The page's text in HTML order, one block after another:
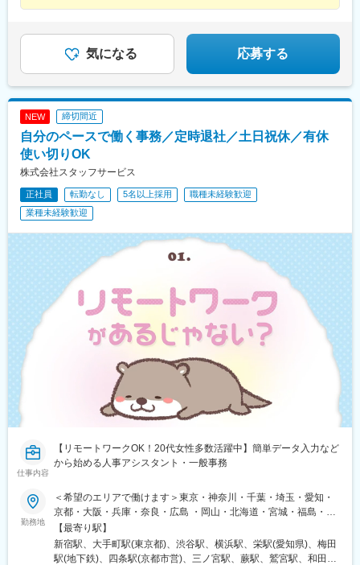
ば駅(地下鉄)、つくば駅、ささしまライブ駅、さいたま新都心駅、
駅、大阪梅田駅(阪急線)、三宮駅(神戸新交通)、麻布十番駅、西鉄
平尾駅、越中島駅、九州鉄道記念館駅、山陽明石駅、近鉄名古屋
駅、新豊田駅、新豊橋駅、銀座一丁目駅、大開駅、大門駅(東京
(阪神線)、二重橋前駅、三田駅(東京都)、扇町駅(大阪府)、新中野
駅、櫛田神社前駅、古市駅(広島県)、神保町駅、東池袋駅、中央区
役所前駅、平和島駅、東門前駅、大崎広小路駅、京橋駅(大阪府)、
四条大宮駅、両国駅、倉敷市駅、京成船橋駅、馬喰町駅、八丁畷
駅、本川越駅、千里中央駅(大阪モノレール)、外苑前駅、都庁前
駅、さくら夙川駅、狸小路駅、熊本城・市役所前駅、新日本橋
駅、西代駅、鹿島田駅、札幌駅、新宿三丁目駅、新芝浦駅、京急
新子安駅、車道駅、四ツ橋駅、くいな橋駅、小田井駅、馬喰横山
駅、淡路町駅、縮景園前駅、参宮橋駅、赤羽橋駅、千種駅、西早
稲田駅、猿猴橋町駅、桂川駅(京都府)、北四番丁駅、新御茶ノ水
駅、旧居留地・大丸前駅、城下駅(岡山県)、七ツ屋駅、北１２条
駅、亀戸駅、本八幡駅(都営線)、新津田沼駅、千葉駅、北茅ケ崎
駅、岡山駅前駅、横川一丁目駅、赤坂見附駅、京成稲毛駅、西長
堀駅、大阪難波駅、米野駅、新浜松駅、高島町駅、三宮駅(神戸市
営)、なにわ橋駅、渡辺通駅、駅前駅、東日本橋駅、中之島駅、京
橋駅(東京都)、立町駅、馬車道駅、霞ケ関駅(東京都)、本郷三丁目
駅、白金高輪駅、中崎町駅、天神南駅、近鉄日本橋駅、市役所前
駅(広島県)、香春口三萩野駅、大森海岸駅、五反田駅、大阪城公園
駅、東海神駅、川越市駅、日吉町駅、あおば通駅、信濃町駅、新
宿西口駅、香櫨園駅、資生館小学校前駅、西辛島町駅、四谷三丁
目駅、京成上野駅、家庭裁判所前駅、築地市場駅、曙橋駅、日ノ
出町駅、下落合駅、東向日駅、千代県庁口駅、石川町駅、県庁前
佐木長者町駅、西川緑道公園駅、国会議事堂前駅、西大橋駅、な
んば駅(南海線)、第一通り駅
就業条件明示書で明示します）※自動車通勤OK（エリア・配属先
によって変動）
駅、武蔵浦和駅、浜町駅、浜松町駅、恵比寿駅、姫路駅、備前西
(東京都)、八丁堀駅(広島県)、白山駅(新潟県)、柏駅、博多駅、南
行徳駅、播磨町駅、日野駅(滋賀県)、日本大通り駅、日本橋駅(東
駅、東海通駅、島氏永駅、土橋駅(愛知県)、土浦駅、田町駅(東京
都)、田崎橋駅、天満橋駅、天満駅、天神橋筋六丁目駅、天神駅、
鶴見駅、鶴間駅、通町筋駅、追浜駅、長堀橋駅、長田駅(大阪府)、
長岡京駅、朝霞駅、中野坂上駅、中野栄駅、中電前駅、中津駅(地
下鉄)、中洲川端駅、中筋駅、竹田駅(京都府)、竹橋駅、池袋駅、
都)、大師橋駅、大崎駅、大阪ビジネスパーク駅、大阪駅、大濠公
園駅、大宮駅(埼玉県)、大宮駅(京都府)、袋町駅、袋井駅、多賀城
善行駅、船橋競馬場駅、船橋駅、浅草橋駅、泉中央駅、川崎駅、
川口駅、川越駅、千里中央駅(北大阪急行)、千葉みなと駅、仙台
駅、赤坂駅(福岡県)、赤坂駅(東京都)、静岡駅、青葉通一番町駅、
青山一丁目駅、西明石駅、西梅田駅、西二見駅、西鉄福岡駅、西
中島南方駅、西大宮駅、西新町駅、西新宿駅、西小倉駅、西宮
駅、西浦和駅、桑園駅、バスセンター前駅、すすきの駅、生麦
駅、星川駅、成田駅、水道町駅、水天宮前駅、陣原駅、人形町
駅、辛島町駅、秦野駅、神立駅、神田駅(東京都)、新百合ケ丘駅、
新長田駅、新大阪駅、新川崎駅、さっぽろ駅、北３４条駅、新静
岡駅、新杉田駅、新宿御苑前駅、海芝浦駅、新子安駅、新橋駅、
新潟駅、新横浜駅、新栄町駅(愛知県)、新浦安駅、心斎橋駅、飾磨
駅、上野駅、上道駅(岡山県)、上鳥羽口駅、上小田井駅、上溝駅、
湘南台駅、沼津駅、小牧口駅、小伝馬町駅、小倉駅(福岡県)、小川
駅、芝公園駅、汐留駅、市川駅、市ケ谷駅、四ツ谷駅、三郷駅(埼
玉県)、三河安城駅、三越前駅、元町駅(北海道)、桜木町駅、桜ノ
宮駅、堺筋本町駅、今池駅(愛知県)、今羽駅、麹町駅、鴻巣駅、高
町駅、南郷１８丁目駅、勾当台公園駅、御茶ノ水駅、呉服町駅(福
岡県)、五条駅(京都市営)、虎ノ門駅、戸田公園駅、戸田駅(埼玉
県)、元町・中華街駅、元町駅(兵庫県)、県庁通り駅、研究学園
駅、熊谷駅、空港第２ビル駅(鉄道)、苦竹駅、九段下駅、銀座駅、
金沢駅、金山駅(愛知県)、北１３条東駅、錦糸町駅、狭山市駅、橋
気になる 応募する
NEW 締切間近
自分のペースで働く事務／定時退社／土日祝休／有休
使い切りOK
株式会社スタッフサービス
正社員 転勤なし 5名以上採用
職種未経験歓迎
業種未経験歓迎
仕事内容
【リモートワークOK！20代女性多数活躍中】簡単データ入力など
から始める人事アシスタント・一般事務
勤務地
＜希望のエリアで働けます＞東京・神奈川・千葉・埼玉・愛知・
京都・大阪・兵庫・奈良・広島 ・岡山・北海道・宮城・福島・新
潟・茨城・栃木・群馬・石川・富山・長野・静岡・岐阜・三重・
滋賀・香川・愛媛・山口・福岡・熊本・長崎・鹿児島◆転居を伴
う転勤なし◆配属先は通える範囲で希望を考慮して決定◆駅チカ
【最寄り駅】
新宿駅、大手町駅(東京都)、渋谷駅、横浜駅、栄駅(愛知県)、梅田
駅(地下鉄)、四条駅(京都市営)、三ノ宮駅、蕨駅、鷲宮駅、和田岬